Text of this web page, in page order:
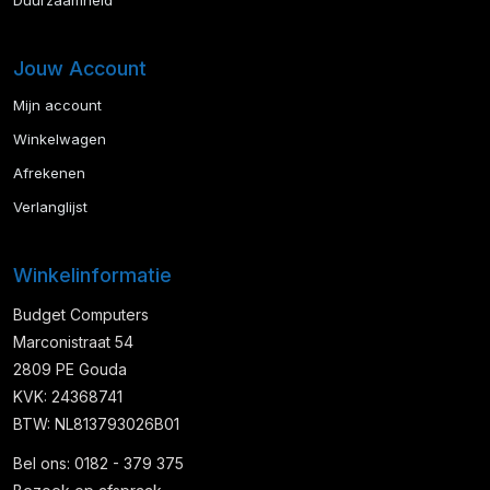
Jouw Account
Mijn account
Winkelwagen
Afrekenen
Verlanglijst
Winkelinformatie
Budget Computers
Marconistraat 54
2809 PE Gouda
KVK: 24368741
BTW: NL813793026B01
Bel ons: 0182 - 379 375